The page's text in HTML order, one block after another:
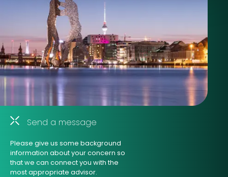
Send a message
Please give us some background
information about your concern so
that we can connect you with the
most appropriate advisor.